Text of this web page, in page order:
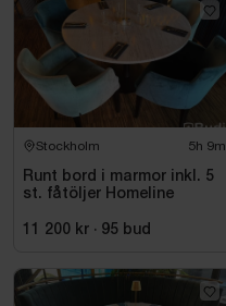
Stockholm 5h 9m
Runt bord i marmor inkl. 5
st. fåtöljer Homeline
11 200 kr · 95 bud